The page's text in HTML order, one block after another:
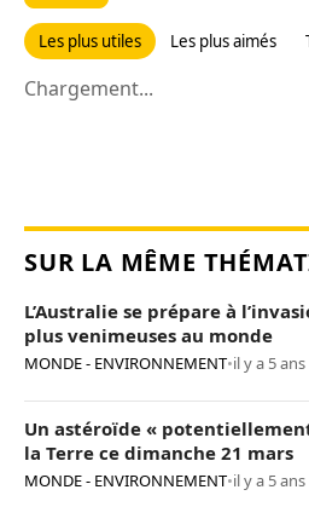
Les plus utiles Les plus aimés
Chargement...
SUR LA MÊME
L’Australie se prépare à
plus venimeuses au monde
MONDE - ENVIRONNEMENT•il y a 5 ans
Un astéroïde «
la Terre ce dimanche 21 mars
MONDE - ENVIRONNEMENT•il y a 5 ans